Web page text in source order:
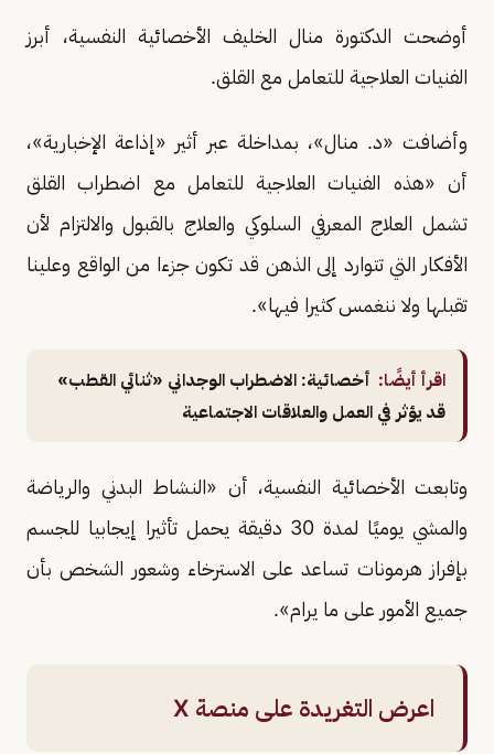
أوضحت الدكتورة منال الخليف الأخصائية النفسية، أبرز
الفنيات العلاجية للتعامل مع القلق.
وأضافت «د. منال»، بمداخلة عبر أثير «إذاعة الإخبارية»،
أن «هذه الفنيات العلاجية للتعامل مع اضطراب القلق
تشمل العلاج المعرفي السلوكي والعلاج بالقبول والالتزام لأن
الأفكار التي تتوارد إلى الذهن قد تكون جزءا من الواقع وعلينا
تقبلها ولا ننغمس كثيرا فيها».
اقرأ أيضًا: أخصائية: الاضطراب الوجداني «ثنائي القطب»
قد يؤثر في العمل والعلاقات الاجتماعية
وتابعت الأخصائية النفسية، أن «النشاط البدني والرياضة
والمشي يوميًا لمدة 30 دقيقة يحمل تأثيرا إيجابيا للجسم
بإفراز هرمونات تساعد على الاسترخاء وشعور الشخص بأن
جميع الأمور على ما يرام».
اعرض التغريدة على منصة X